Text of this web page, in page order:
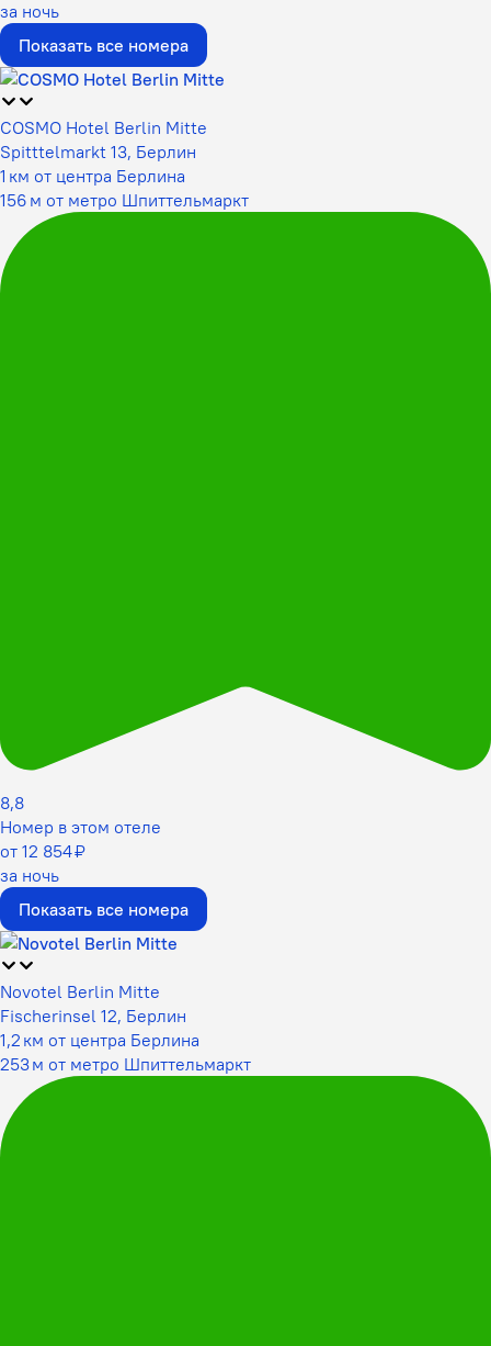
за ночь
Показать все номера
COSMO Hotel Berlin Mitte
Spitttelmarkt 13, Берлин
1 км от центра Берлина
156 м от метро Шпиттельмаркт
8,8
Номер в этом отеле
от 12 854 ₽
за ночь
Показать все номера
Novotel Berlin Mitte
Fischerinsel 12, Берлин
1,2 км от центра Берлина
253 м от метро Шпиттельмаркт